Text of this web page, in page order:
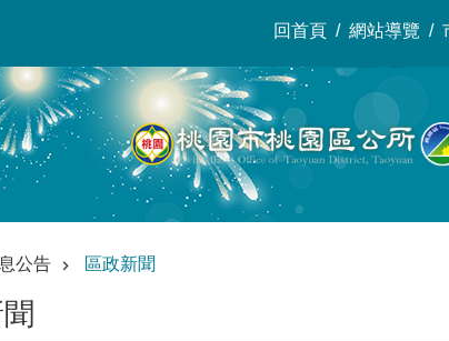
回首頁 網站導覽
公告 區政新聞